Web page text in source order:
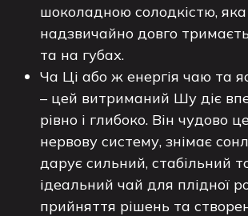
шоколадною солодкістю, яка
надзвичайно довго
та на губах.
Ча Ці або ж енергія чаю та
– цей витриманий Шу діє
рівно і глибоко. Він чудово
нервову систему, знімає
дарує сильний, стабільний
ідеальний чай для плідної
прийняття рішень та